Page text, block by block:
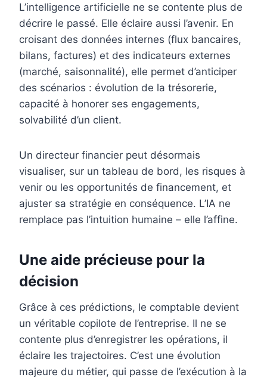
L’intelligence artificielle ne se contente plus de
décrire le passé. Elle éclaire aussi l’avenir. En
croisant des données internes (flux bancaires,
bilans, factures) et des indicateurs externes
(marché, saisonnalité), elle permet d’anticiper
des scénarios : évolution de la trésorerie,
capacité à honorer ses engagements,
solvabilité d’un client.
Un directeur financier peut désormais
visualiser, sur un tableau de bord, les risques à
venir ou les opportunités de financement, et
ajuster sa stratégie en conséquence. L’IA ne
remplace pas l’intuition humaine – elle l’affine.
Une aide précieuse pour la
décision
Grâce à ces prédictions, le comptable devient
un véritable copilote de l’entreprise. Il ne se
contente plus d’enregistrer les opérations, il
éclaire les trajectoires. C’est une évolution
majeure du métier, qui passe de l’exécution à la